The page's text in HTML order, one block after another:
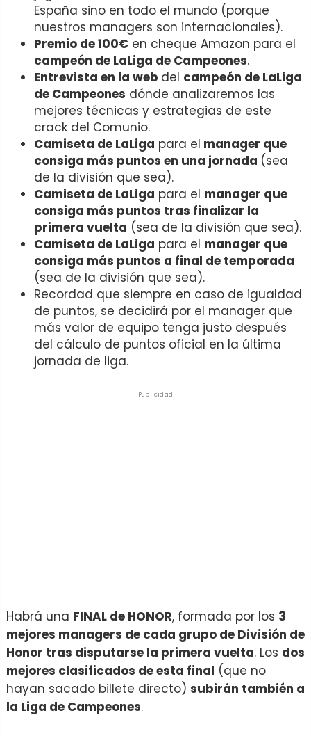
España sino en todo el mundo (porque
nuestros managers son internacionales).
Premio de 100€ en cheque Amazon para el
campeón de LaLiga de Campeones.
Entrevista en la web del campeón de LaLiga
de Campeones dónde analizaremos las
mejores técnicas y estrategias de este
crack del Comunio.
Camiseta de LaLiga para el manager que
consiga más puntos en una jornada (sea
de la división que sea).
Camiseta de LaLiga para el manager que
consiga más puntos tras finalizar la
primera vuelta (sea de la división que sea).
Camiseta de LaLiga para el manager que
consiga más puntos a final de temporada
(sea de la división que sea).
Recordad que siempre en caso de igualdad
de puntos, se decidirá por el manager que
más valor de equipo tenga justo después
del cálculo de puntos oficial en la última
jornada de liga.
Publicidad
Habrá una FINAL de HONOR, formada por los 3
mejores managers de cada grupo de División de
Honor tras disputarse la primera vuelta. Los dos
mejores clasificados de esta final (que no
hayan sacado billete directo) subirán también a
la Liga de Campeones.